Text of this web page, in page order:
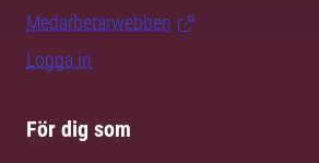
Medarbetarwebben
Logga in
För dig som